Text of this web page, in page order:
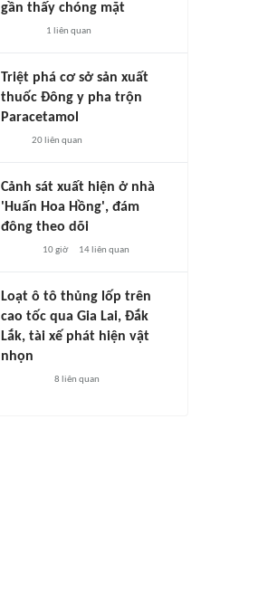
gần thấy chóng mặt
1 liên quan
Triệt phá cơ sở sản xuất
thuốc Đông y pha trộn
Paracetamol
20liên quan
Cảnh sát xuất hiện ở nhà
'Huấn Hoa Hồng', đám
đông theo dõi
10 giờ 14liên quan
Loạt ô tô thủng lốp trên
cao tốc qua Gia Lai, Đắk
Lắk, tài xế phát hiện vật
nhọn
8 liên quan